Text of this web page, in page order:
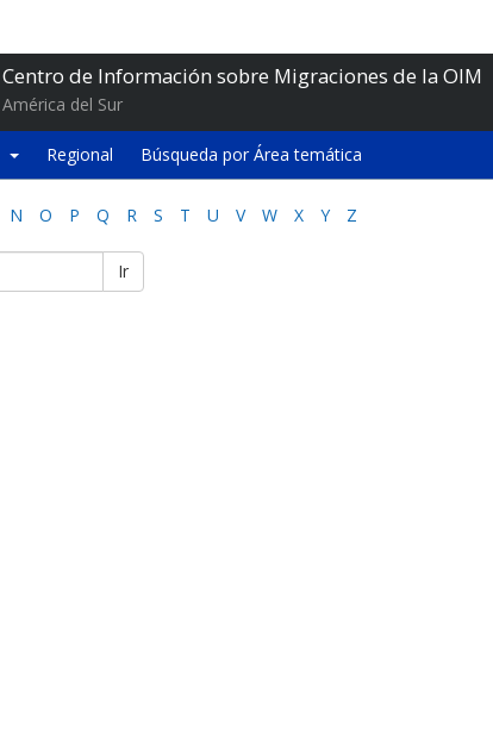
Centro de Información sobre Migraciones de la OIM
América del Sur
Regional Búsqueda por Área temática
N O P Q R S T U V W X Y Z
Ir